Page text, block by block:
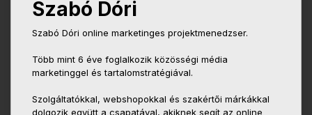
Szabó Dóri
Szabó Dóri online marketinges projektmenedzser.
Több mint 6 éve foglalkozik közösségi média
marketinggel és tartalomstratégiával.
Szolgáltatókkal, webshopokkal és szakértői márkákkal
dolgozik együtt a csapatával, akiknek segít az online